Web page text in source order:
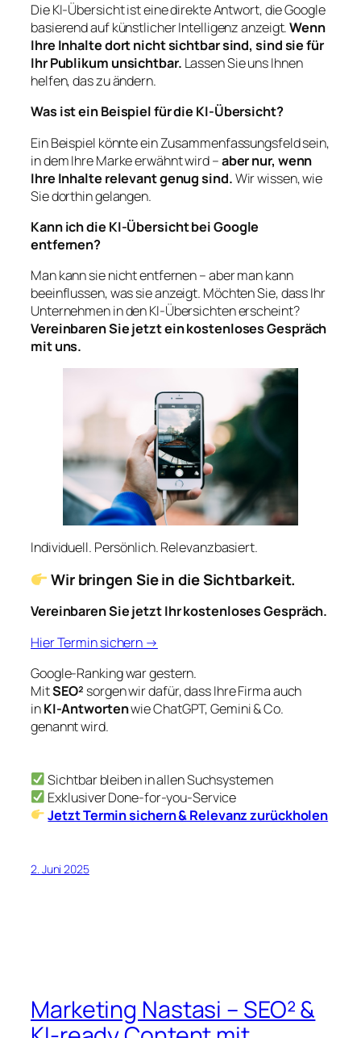
Die KI-Übersicht ist eine direkte Antwort, die Google
basierend auf künstlicher Intelligenz anzeigt.Wenn
Ihre Inhalte dort nicht sichtbar sind, sind sie für
Ihr Publikum unsichtbar. Lassen Sie uns Ihnen
helfen, das zu ändern.
Was ist ein Beispiel für die KI-Übersicht?
Ein Beispiel könnte ein Zusammenfassungsfeld sein,
in dem Ihre Marke erwähnt wird –aber nur, wenn
Ihre Inhalte relevant genug sind.Wir wissen, wie
Sie dorthin gelangen.
Kann ich die KI-Übersicht bei Google
entfernen?
Man kann sie nicht entfernen – aber man kann
beeinflussen,was sie anzeigt. Möchten Sie, dass Ihr
Unternehmen in den KI-Übersichten erscheint?
Vereinbaren Sie jetzt ein kostenloses Gespräch
mit uns.
Individuell. Persönlich. Relevanzbasiert.
Wir bringen Sie in die Sichtbarkeit.
Vereinbaren Sie jetzt Ihr kostenloses Gespräch.
Hier Termin sichern →
Google-Ranking war gestern.
MitSEO² sorgen wir dafür, dass Ihre Firma auch
inKI-Antwortenwie ChatGPT, Gemini & Co.
genannt wird.
Sichtbar bleiben in allen Suchsystemen
Exklusiver Done-for-you-Service
Jetzt Termin sichern & Relevanz zurückholen
2. Juni 2025
Marketing Nastasi – SEO² &